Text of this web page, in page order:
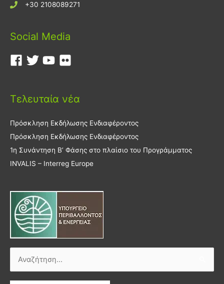
+30 2108089271
Social Media
Τελευταία νέα
Πρόσκληση Εκδήλωσης Ενδιαφέροντος
Πρόσκληση Εκδήλωσης Ενδιαφέροντος
1η Συνάντηση Β’ Φάσης στο πλαίσιο του Προγράμματος
INVALIS – Interreg Europe
Αναζήτηση